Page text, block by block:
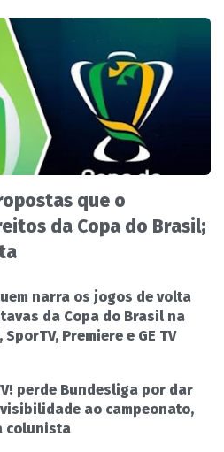
que o
da Copa do Brasil;
narra os jogos de volta
da Copa do Brasil na
SporTV, Premiere e GE TV
perde Bundesliga por dar
ao campeonato,
colunista